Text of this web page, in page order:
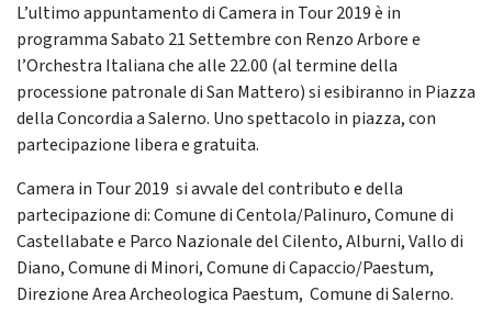
L’ultimo appuntamento di Camera in Tour 2019 è in
programma Sabato 21 Settembre con Renzo Arbore e
l’Orchestra Italiana che alle 22.00 (al termine della
processione patronale di San Mattero) si esibiranno in Piazza
della Concordia a Salerno. Uno spettacolo in piazza, con
partecipazione libera e gratuita.
Camera in Tour 2019 si avvale del contributo e della
partecipazione di: Comune di Centola/Palinuro, Comune di
Castellabate e Parco Nazionale del Cilento, Alburni, Vallo di
Diano, Comune di Minori, Comune di Capaccio/Paestum,
Direzione Area Archeologica Paestum, Comune di Salerno.